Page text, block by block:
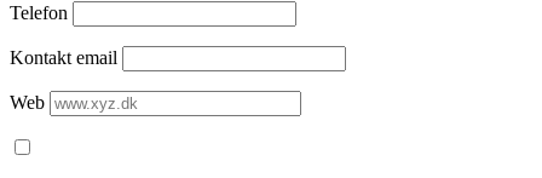
Telefon
Kontakt email
Web